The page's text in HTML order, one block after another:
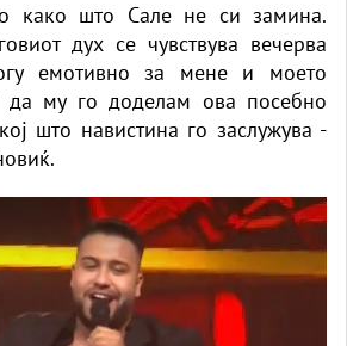
како што Сале не си замина.
дух се чувствува вечерва
емотивно за мене и моето
да му го доделам ова посебно
што навистина го заслужува -